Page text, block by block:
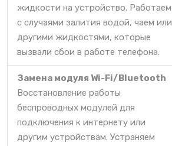
жидкости на устройство. Работаем
с случаями залития водой, чаем или
другими жидкостями, которые
вызвали сбои в работе телефона.
Замена модуля Wi-Fi/Bluetooth
Восстановление работы
беспроводных модулей для
подключения к интернету или
другим устройствам. Устраняем